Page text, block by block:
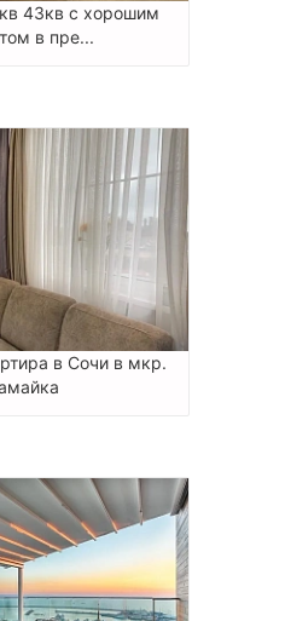
43кв с хорошим
в пре...
в Сочи в мкр.